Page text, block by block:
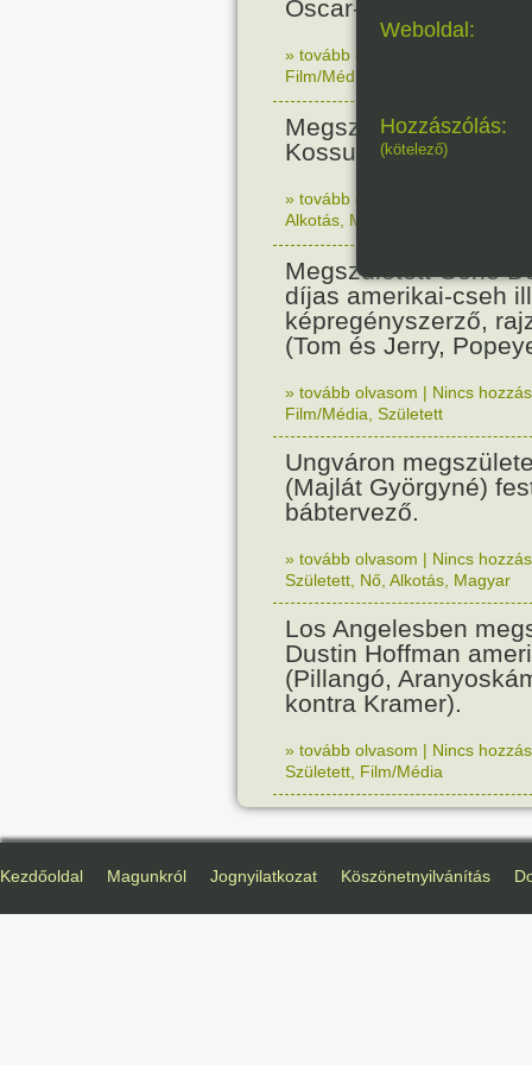
Oscar-díjas olasz
» tovább olvasom
Film/Média
Megszületett Reich
Kossuth-díjas
» tovább olvasom
Alkotás Magyar
Megszületett Gene
díjas amerikai-cseh
képregényszerző,
(Tom és Jerry,
» tovább olvasom | Nincs
Film/Média Született
Ungváron
(Majlát Györgyné)
bábtervező.
» tovább olvasom | Nincs
Született Nő Alkotás Magyar
Los Angelesben
Dustin Hoffman
(Pillangó,
kontra Kramer).
» tovább olvasom | Nincs
Született Film/Média
Weboldal:
Hozzászólás:
(kötelező)
Kezdőoldal Magunkról Jognyilatkozat Köszönetnyilvánítás